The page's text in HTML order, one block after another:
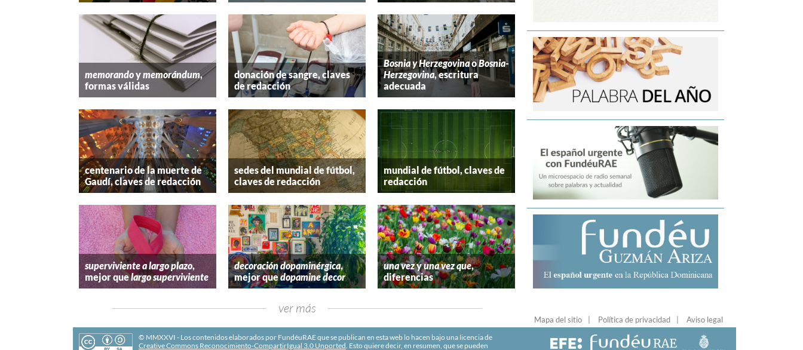
memorandoymemorándum,
formas válidas
donación de sangre, claves
de redacción
Bosnia y HerzegovinaoBosnia-
Herzegovina, escritura
adecuada
centenario de la muerte de
Gaudí, claves de redacción
sedes del mundial de fútbol,
claves de redacción
mundial de fútbol, claves de
redacción
superviviente a largo plazo,
mejor quelargo superviviente
decoración dopaminérgica,
mejor quedopamine decor
una vezyuna vez que,
diferencias
ver más
Mapa del sitio Política de privacidad Aviso legal
© MMXXVI - Los contenidos elaborados por FundéuRAE que se publican en esta web lo hacen bajo una licencia de
Creative Commons Reconocimiento-CompartirIgual 3.0 Unported. Esto quiere decir, en resumen, que se pueden